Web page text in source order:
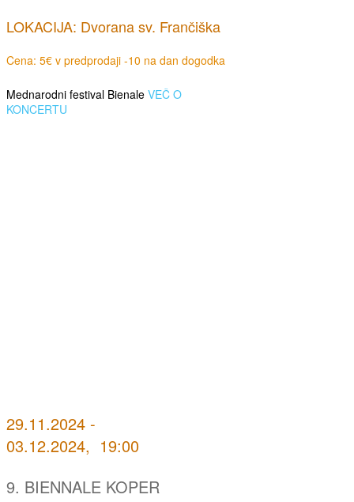
LOKACIJA: Dvorana sv. Frančiška
Cena: 5€ v predprodaji -10 na dan dogodka
Mednarodni festival Bienale VEČ O
KONCERTU
29.11.2024 -
03.12.2024, 19:00
9. BIENNALE KOPER